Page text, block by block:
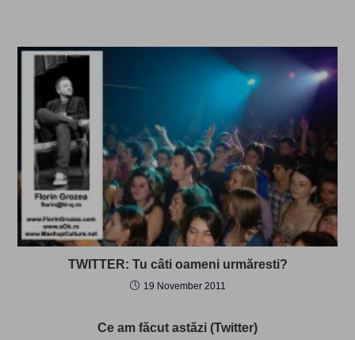
TWITTER: Tu câti oameni urmăresti?
19 November 2011
Ce am făcut astăzi (Twitter)